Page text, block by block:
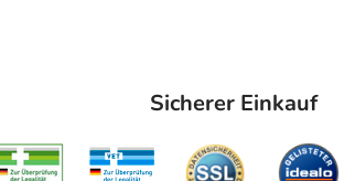
Sicherer Einkauf